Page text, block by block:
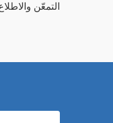
التمعّن